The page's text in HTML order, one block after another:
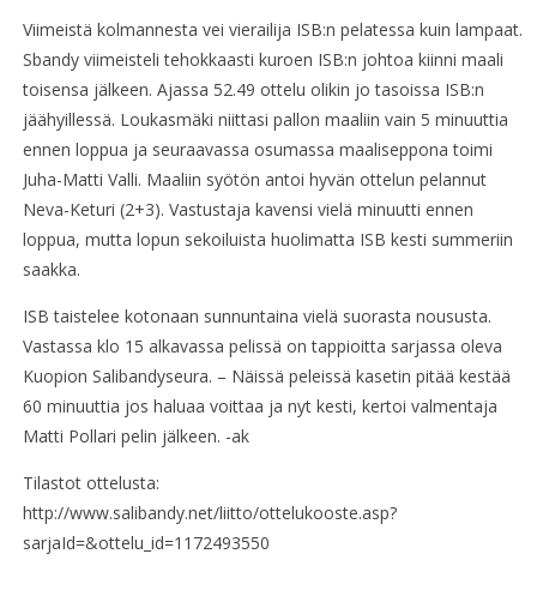
Viimeistä kolmannesta vei vierailija ISB:n pelatessa kuin lampaat.
Sbandy viimeisteli tehokkaasti kuroen ISB:n johtoa kiinni maali
toisensa jälkeen. Ajassa 52.49 ottelu olikin jo tasoissa ISB:n
jäähyillessä. Loukasmäki niittasi pallon maaliin vain 5 minuuttia
ennen loppua ja seuraavassa osumassa maaliseppona toimi
Juha-Matti Valli. Maaliin syötön antoi hyvän ottelun pelannut
Neva-Keturi (2+3). Vastustaja kavensi vielä minuutti ennen
loppua, mutta lopun sekoiluista huolimatta ISB kesti summeriin
saakka.
ISB taistelee kotonaan sunnuntaina vielä suorasta noususta.
Vastassa klo 15 alkavassa pelissä on tappioitta sarjassa oleva
Kuopion Salibandyseura. – Näissä peleissä kasetin pitää kestää
60 minuuttia jos haluaa voittaa ja nyt kesti, kertoi valmentaja
Matti Pollari pelin jälkeen. -ak
Tilastot ottelusta:
http://www.salibandy.net/liitto/ottelukooste.asp?
sarjaId=&ottelu_id=1172493550